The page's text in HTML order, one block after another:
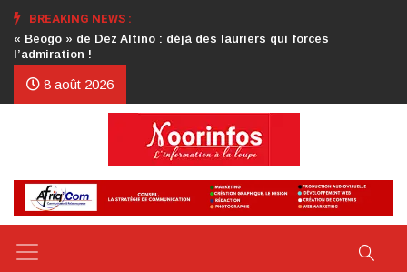
BREAKING NEWS :
Crise au CDP : l’authentification de la lettre du président
d’honneur toujours attendue
8 août 2026